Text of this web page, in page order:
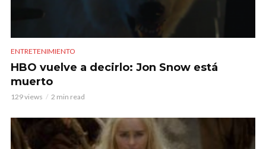
ENTRETENIMIENTO
HBO vuelve a decirlo: Jon Snow está
muerto
129 views 2 min read